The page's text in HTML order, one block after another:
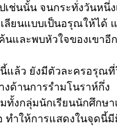
ช่นนั้น จนกระทั่งวันหนึ่ง
ลียนแบบเป็นอรุณให้ได้
และพบหัวใจของเขาอี
แล้ว ยังมีตัวละครอรุณ
ด้านการรำมโนราห์กึ่ง
ทั้งกลุ่มนักเรียนนักศึกษ
ทำให้การแสดงในจุดนี้